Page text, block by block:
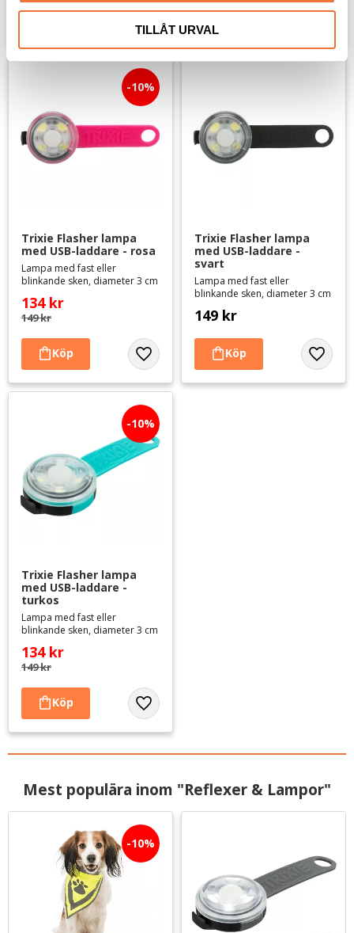
TILLÅT URVAL
Lägg till i favoriter
Trixie Flasher lampa
med USB-laddare - rosa
Lampa med fast eller
blinkande sken, diameter 3 cm
134kr
149kr
10%
Lägg till i favoriter
Trixie Flasher lampa
med USB-laddare -
svart
Lampa med fast eller
blinkande sken, diameter 3 cm
149 kr
Lägg
Trixie Flasher lampa
med USB-laddare -
turkos
Lampa med fast eller
blinkande sken, diameter 3 cm
134kr
149kr
10%
Lägg till i favoriter
Mest populära inom "Reflexer & Lampor"
10%